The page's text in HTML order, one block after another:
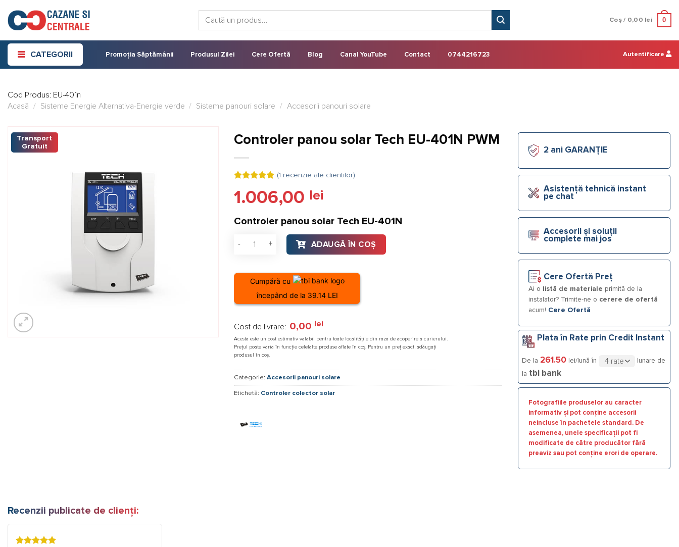
content
Coș / 0,00 lei 0
CATEGORII Promoția Săptămânii Produsul Zilei Cere Ofertă Blog Canal YouTube Contact 0744216723 Autentificare
Cod Produs: EU-401n
Acasă
/ Sisteme Energie Alternativa-Energie verde / Sisteme panouri solare / Accesorii panouri solare
Transport
Gratuit
Controler panou solar Tech EU-401N PWM
5.00din 5
pe baza
singure
(1 recenzie ale clientilor)
1.006,00 lei
Controler panou solar Tech EU-401N
Cantitate Controler panou solar Tech EU-401N PWM
ADAUGĂ ÎN COȘ
Cumpără cu
începând de la 39.14 LEI
Cost de livrare: 0,00 lei
Acesta este un cost estimativ valabil pentru toate localitățile din raza de acoperire a curierului.
Prețul poate varia în funcție celelalte produse aflate în coș. Pentru un preț exact, adăugați
produsul în coș.
Categorie: Accesorii panouri solare
Etichetă: Controler colector solar
2 ani GARANȚIE
Asistență tehnică instant
pe chat
Accesorii și soluții
complete mai jos
Cere Ofertă Preț
Ai o listă de materiale primită de la
instalator? Trimite-ne o cerere de ofertă
acum! Cere Ofertă
Plata în Rate prin Credit Instant
De la 261.50 lei/lună în
lunare de
la tbi bank
Fotografiile produselor au caracter
informativ și pot conține accesorii
neincluse în pachetele standard. De
asemenea, unele specificații pot fi
modificate de către producător fără
preaviz sau pot conține erori de operare.
Recenzii publicate de clienți: